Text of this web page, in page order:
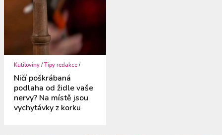
Kutiloviny /Tipy redakce /
Ničí poškrábaná
podlaha od židle vaše
nervy? Na místě jsou
vychytávky z korku